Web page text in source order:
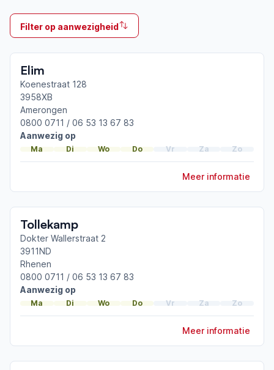
Ik behandel
Op locatie & Thuis
netwerk
Ede-Wageningen-Veenendaal
Afgeronde ParkinsonNet-scholingen
ParkinsonNet congres 2026
Ademhalingstraining voor mensen met de ziekte
van Parkinson
Toon meer afgeronde scholingen
Filter op aanwezigheid
Elim
Koenestraat 128
3958XB
Amerongen
0800 0711 / 06 53 13 67 83
Aanwezig op
Ma Di Wo Do Vr Za Zo
Meer informatie
Tollekamp
Dokter Wallerstraat 2
3911ND
Rhenen
0800 0711 / 06 53 13 67 83
Aanwezig op
Ma Di Wo Do Vr Za Zo
Meer informatie